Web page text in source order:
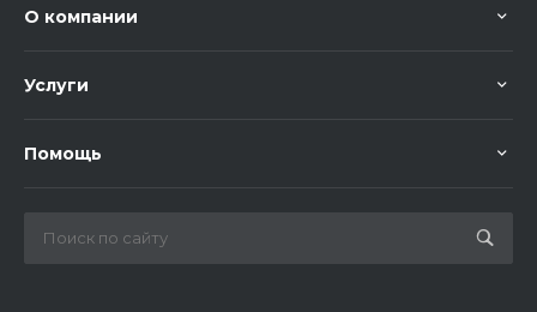
О компании
Услуги
Помощь